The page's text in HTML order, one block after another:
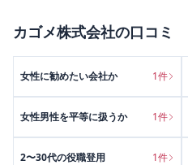
カゴメ株式会社の口コミ
女性に勧めたい会社か 1件
女性男性を平等に扱うか 1件
2〜30代の役職登用 1件